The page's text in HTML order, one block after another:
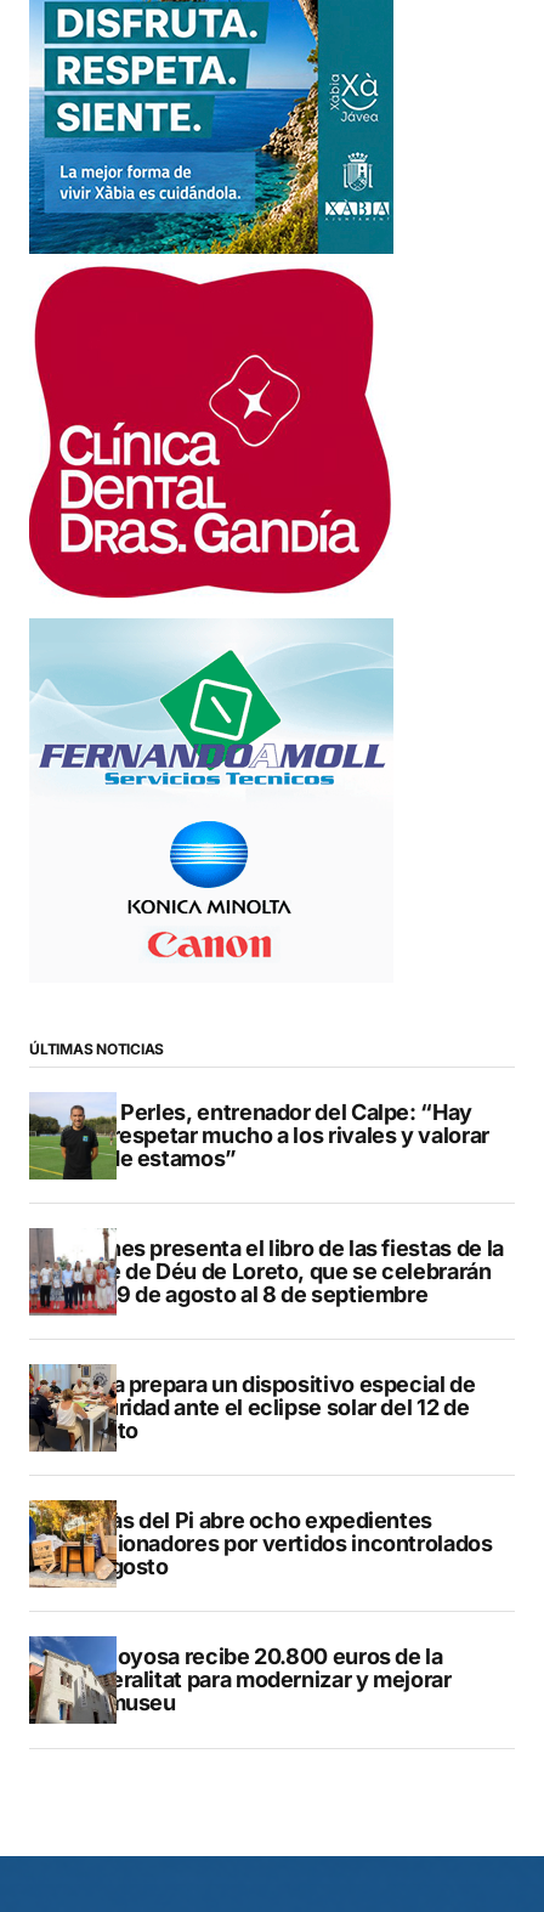
ÚLTIMAS NOTICIAS
Pere Perles, entrenador del Calpe: “Hay
que respetar mucho a los rivales y valorar
dónde estamos”
Duanes presenta el libro de las fiestas de la
Mare de Déu de Loreto, que se celebrarán
del 29 de agosto al 8 de septiembre
Xàbia prepara un dispositivo especial de
seguridad ante el eclipse solar del 12 de
agosto
L’Alfàs del Pi abre ocho expedientes
sancionadores por vertidos incontrolados
en agosto
Villajoyosa recibe 20.800 euros de la
Generalitat para modernizar y mejorar
Vilamuseu